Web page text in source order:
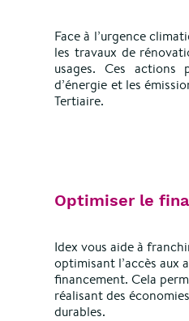
Face à l’urgence
les travaux de
usages. Ces actions
d’énergie et les
Tertiaire.
Optimiser le
Idex vous aide à
optimisant l’accès aux
financement. Cela
réalisant des
durables.